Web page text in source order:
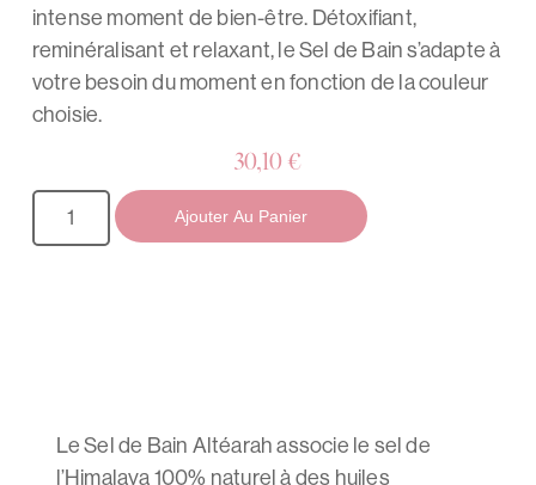
intense moment de bien-être. Détoxifiant,
reminéralisant et relaxant, le Sel de Bain s’adapte à
votre besoin du moment en fonction de la couleur
choisie.
30,10 €
Ajouter Au Panier
Le Sel de Bain Altéarah associe le sel de
l’Himalaya 100% naturel à des huiles